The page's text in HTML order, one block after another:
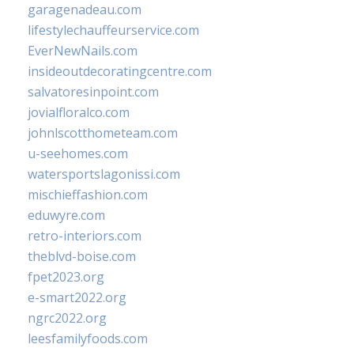
garagenadeau.com
lifestylechauffeurservice.com
EverNewNails.com
insideoutdecoratingcentre.com
salvatoresinpoint.com
jovialfloralco.com
johnlscotthometeam.com
u-seehomes.com
watersportslagonissi.com
mischieffashion.com
eduwyre.com
retro-interiors.com
theblvd-boise.com
fpet2023.org
e-smart2022.org
ngrc2022.org
leesfamilyfoods.com